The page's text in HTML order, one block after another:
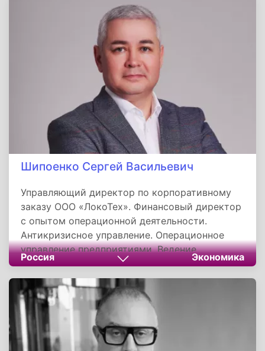
программы безракетного освоения космоса
uSpace. Член Федерации космонавтики
Шипоенко Сергей Васильевич
Управляющий директор по корпоративному
заказу ООО «ЛокоТех». Финансовый директор
с опытом операционной деятельности.
Антикризисное управление. Операционное
управление предприятиями. Ведение
переговоров.
Россия Экономика